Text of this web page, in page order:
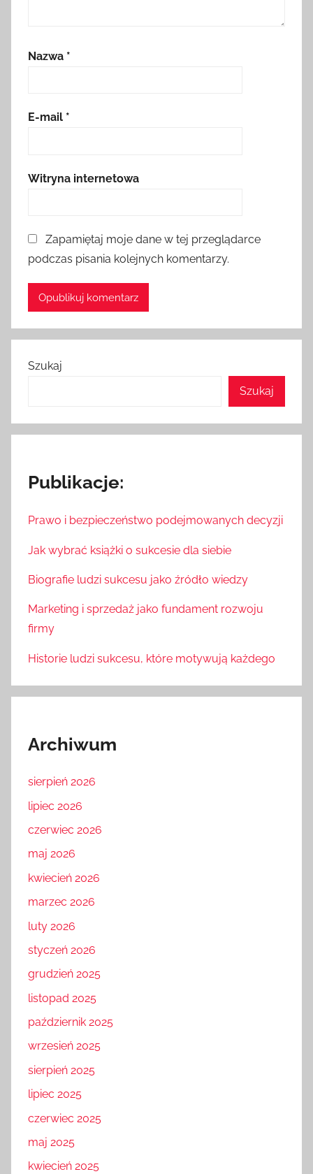
Nazwa *
E-mail *
Witryna internetowa
Zapamiętaj moje dane w tej przeglądarce
podczas pisania kolejnych komentarzy.
Szukaj
Szukaj
Publikacje:
Prawo i bezpieczeństwo podejmowanych decyzji
Jak wybrać książki o sukcesie dla siebie
Biografie ludzi sukcesu jako źródło wiedzy
Marketing i sprzedaż jako fundament rozwoju
firmy
Historie ludzi sukcesu, które motywują każdego
Archiwum
sierpień 2026
lipiec 2026
czerwiec 2026
maj 2026
kwiecień 2026
marzec 2026
luty 2026
styczeń 2026
grudzień 2025
listopad 2025
październik 2025
wrzesień 2025
sierpień 2025
lipiec 2025
czerwiec 2025
maj 2025
kwiecień 2025